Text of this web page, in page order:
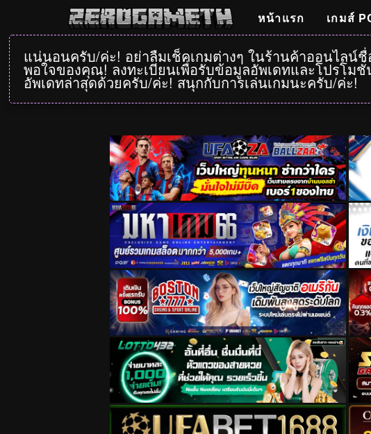
หน้าแรก เกมส์
แน่นอนครับ/ค่ะ! อย่าลืมเช็คเกมต่างๆ ในร้านค้าออนไลน์ชื่
พอใจของคุณ! ลงทะเบียนเพื่อรับข้อมูลอัพเดทและโปรโม
อัพเดทล่าสุดด้วยครับ/ค่ะ! สนุกกับการเล่นเกมนะครับ/ค่ะ!